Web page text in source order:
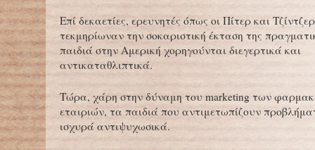
Επί δεκαετίες, ερευνητές όπως οι Πίτερ και
τεκμηρίωναν την σοκαριστική έκταση της
παιδιά στην Αμερική χορηγούνται διεγερτικά και
αντικαταθλιπτικά.
Τώρα, χάρη στην δύναμη του marketing των
εταιριών, τα παιδιά που αντιμετωπίζουν
ισχυρά αντιψυχωσικά.